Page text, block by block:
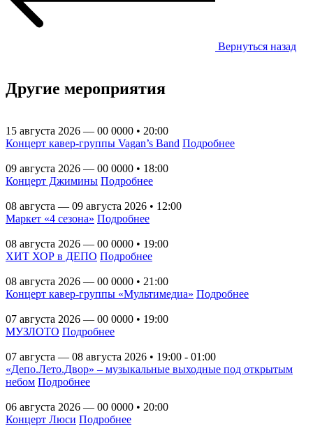
Вернуться назад
Другие мероприятия
15 августа 2026 — 00 0000 • 20:00
Концерт кавер-группы Vagan’s Band Подробнее
09 августа 2026 — 00 0000 • 18:00
Концерт Джимины Подробнее
08 августа — 09 августа 2026 • 12:00
Маркет «4 сезона» Подробнее
08 августа 2026 — 00 0000 • 19:00
ХИТ ХОР в ДЕПО Подробнее
08 августа 2026 — 00 0000 • 21:00
Концерт кавер-группы «Мультимедиа» Подробнее
07 августа 2026 — 00 0000 • 19:00
МУЗЛОТО Подробнее
07 августа — 08 августа 2026 • 19:00 - 01:00
«Депо.Лето.Двор» – музыкальные выходные под открытым
небом Подробнее
06 августа 2026 — 00 0000 • 20:00
Концерт Люси Подробнее